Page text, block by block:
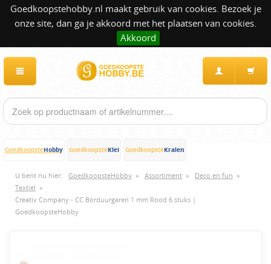
Goedkoopstehobby.nl maakt gebruik van cookies. Bezoek je
onze site, dan ga je akkoord met het plaatsen van cookies.
Akkoord
GoedkoopsteHobby GoedkoopsteKlei GoedkoopsteKralen
U bent nu hier: GoedkoopsteHobby » Assortiment » Deco en fun »
Textiel »
Creativ Company - CC Borduurgaren 1 mm Rood 6 stuks |
GoedkoopsteHobby